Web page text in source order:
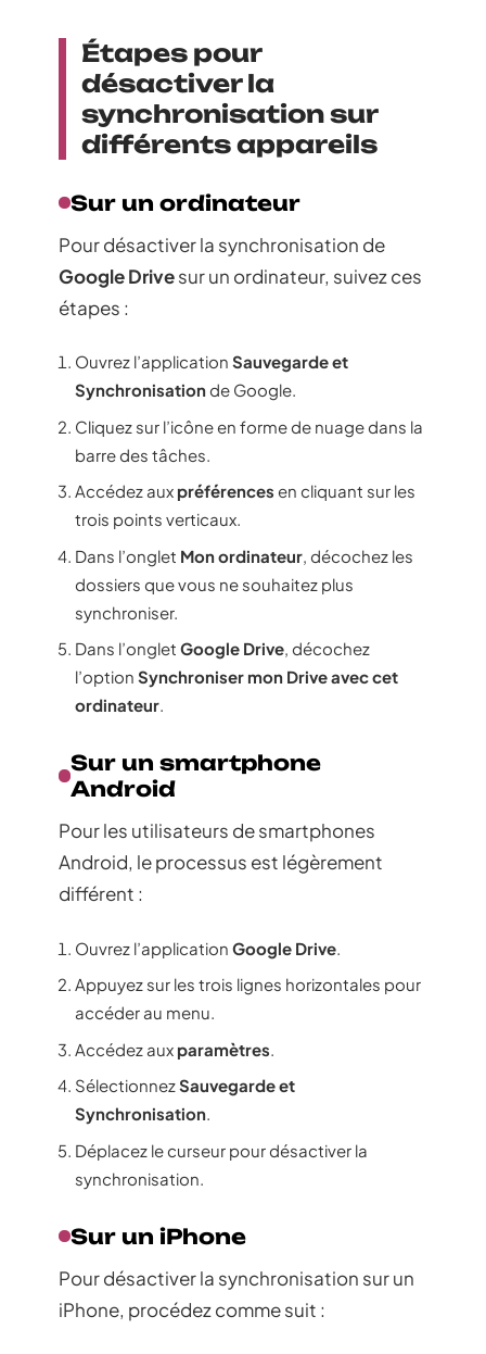
Étapes pour
désactiver la
synchronisation sur
différents appareils
Sur un ordinateur
Pour désactiver la synchronisation de
Google Drivesur un ordinateur, suivez ces
étapes :
Ouvrez l’application Sauvegarde et
Synchronisationde Google.
Cliquez sur l’icône en forme de nuage dans la
barre des tâches.
Accédez aux préférences en cliquant sur les
trois points verticaux.
Dans l’onglet Mon ordinateur , décochez les
dossiers que vous ne souhaitez plus
synchroniser.
Dans l’onglet Google Drive, décochez
l’option Synchroniser mon Drive avec cet
ordinateur.
Sur un smartphone
Android
Pour les utilisateurs de smartphones
Android, le processus est légèrement
différent :
Ouvrez l’application Google Drive
Appuyez sur les trois lignes horizontales pour
accéder au menu.
Accédez aux paramètres
SélectionnezSauvegarde et
Synchronisation.
Déplacez le curseur pour désactiver la
synchronisation.
Sur un iPhone
Pour désactiver la synchronisation sur un
iPhone, procédez comme suit :